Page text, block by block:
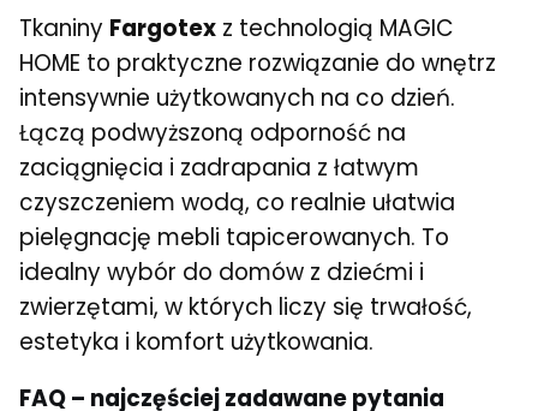
Tkaniny Fargotex z technologią MAGIC
HOME to praktyczne rozwiązanie do wnętrz
intensywnie użytkowanych na co dzień.
Łączą podwyższoną odporność na
zaciągnięcia i zadrapania z łatwym
czyszczeniem wodą, co realnie ułatwia
pielęgnację mebli tapicerowanych. To
idealny wybór do domów z dziećmi i
zwierzętami, w których liczy się trwałość,
estetyka i komfort użytkowania.
FAQ – najczęściej zadawane pytania